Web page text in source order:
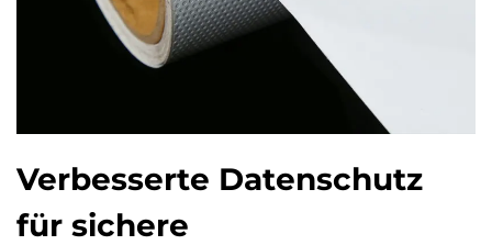
Verbesserte Datenschutz
für sichere